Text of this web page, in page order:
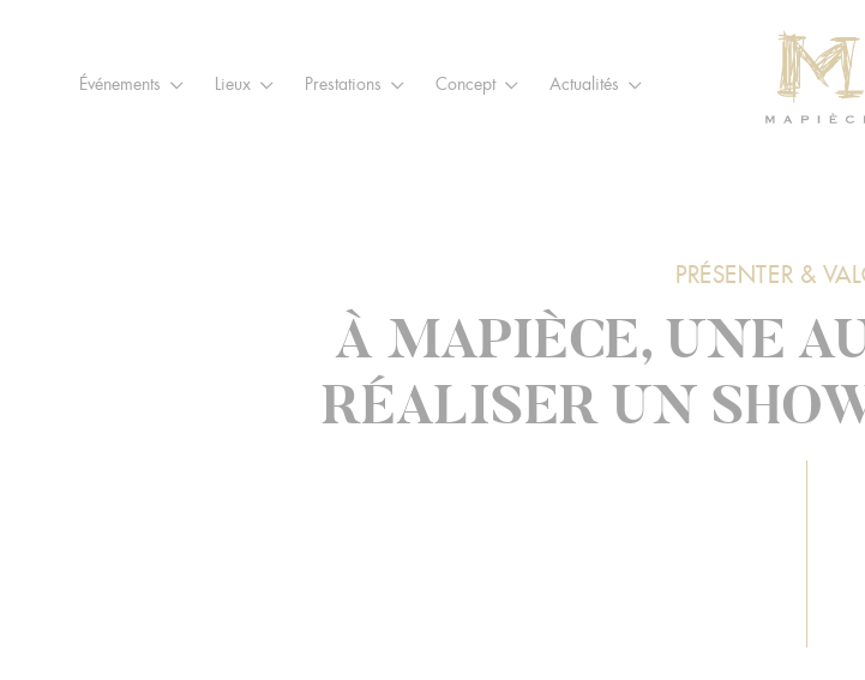
Événements Lieux Prestations Concept Actualités
entreprises
PRÉSENTER &
À MAPIÈCE, UNE